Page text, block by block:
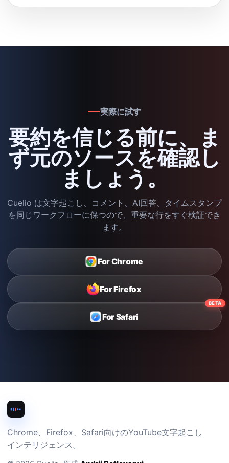
実際に試す
要約を信じる前に、ま
ず元のソースを確認し
ましょう。
Cuelio は文字起こし、コメント、AI回答、タイムスタンプ
を同じワークフローに保つので、重要な行をすぐ検証でき
ます。
For Chrome
For Firefox
BETA
For Safari
Chrome、Firefox、Safari向けのYouTube文字起こし
インテリジェンス。